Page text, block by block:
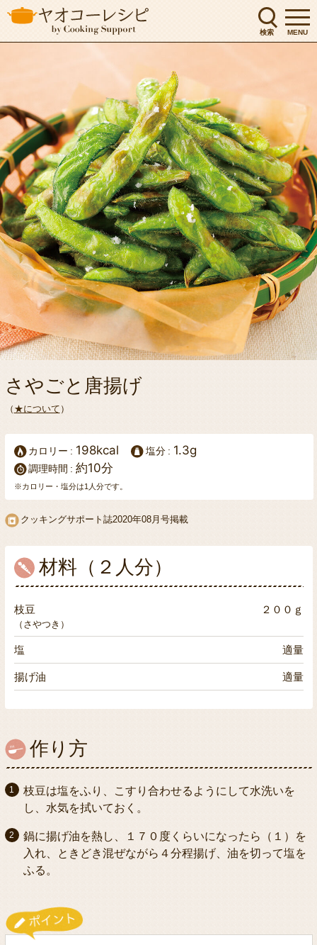
検索 MENU
さやごと唐揚げ
（ ★について ）
カロリー 198kcal 塩分 1.3g
調理時間 約10分
※カロリー・塩分は1人分です。
クッキングサポート誌2020年08月号掲載
材料（２人分）
枝豆 ２００ｇ
（さやつき）
塩 適量
揚げ油 適量
作り方
枝豆は塩をふり、こすり合わせるようにして水洗いを
し、水気を拭いておく。
鍋に揚げ油を熱し、１７０度くらいになったら（１）を
入れ、ときどき混ぜながら４分程揚げ、油を切って塩を
ふる。